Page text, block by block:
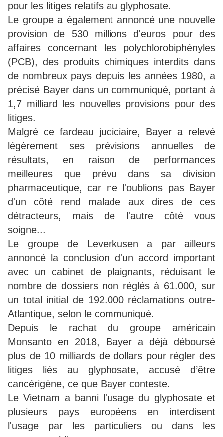
pour les litiges relatifs au glyphosate.
Le groupe a également annoncé une nouvelle
provision de 530 millions d'euros pour des
affaires concernant les polychlorobiphényles
(PCB), des produits chimiques interdits dans
de nombreux pays depuis les années 1980, a
précisé Bayer dans un communiqué, portant à
1,7 milliard les nouvelles provisions pour des
litiges.
Malgré ce fardeau judiciaire, Bayer a relevé
légèrement ses prévisions annuelles de
résultats, en raison de performances
meilleures que prévu dans sa division
pharmaceutique, car ne l'oublions pas Bayer
d'un côté rend malade aux dires de ces
détracteurs, mais de l'autre côté vous
soigne...
Le groupe de Leverkusen a par ailleurs
annoncé la conclusion d'un accord important
avec un cabinet de plaignants, réduisant le
nombre de dossiers non réglés à 61.000, sur
un total initial de 192.000 réclamations outre-
Atlantique, selon le communiqué.
Depuis le rachat du groupe américain
Monsanto en 2018, Bayer a déjà déboursé
plus de 10 milliards de dollars pour régler des
litiges liés au glyphosate, accusé d’être
cancérigène, ce que Bayer conteste.
Le Vietnam a banni l'usage du glyphosate et
plusieurs pays européens en interdisent
l'usage par les particuliers ou dans les